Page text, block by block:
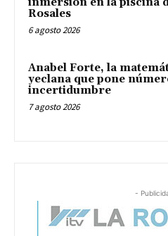
Rosales
6 agosto 2026
Anabel Forte, la
yeclana que pone
incertidumbre
7 agosto 2026
-